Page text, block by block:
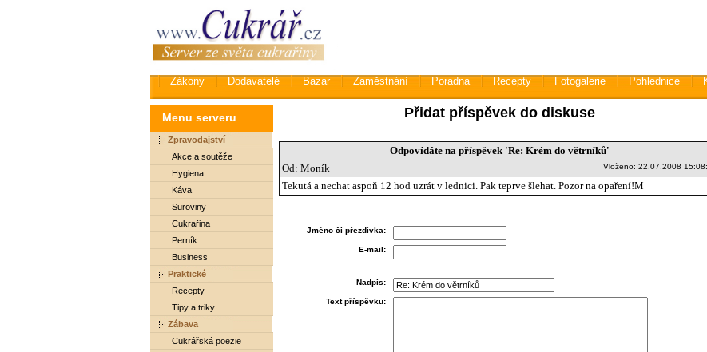
Zákony Dodavatelé Bazar Zaměstnání Poradna Recepty Fotogalerie Pohlednice
Menu serveru
Zpravodajství
Akce a soutěže
Hygiena
Káva
Suroviny
Cukrařina
Perník
Business
Praktické
Recepty
Tipy a triky
Zábava
Cukrářská poezie
Přidat příspěvek do diskuse
Odpovídáte na příspěvek 'Re: Krém do větrníků'
Od: Moník
Vloženo: 22.07.2008
Tekutá a nechat aspoň 12 hod uzrát v lednici. Pak teprve šlehat. Pozor na opaření!M
Jméno či přezdívka:
E-mail:
Nadpis:
Text příspěvku: